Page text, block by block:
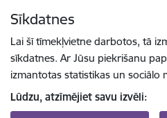
Sīkdatnes
Lai šī tīmekļvietne darbotos, tā
sīkdatnes. Ar Jūsu piekrišanu
izmantotas statistikas un sociālo
Lūdzu, atzīmējiet savu izvēli: